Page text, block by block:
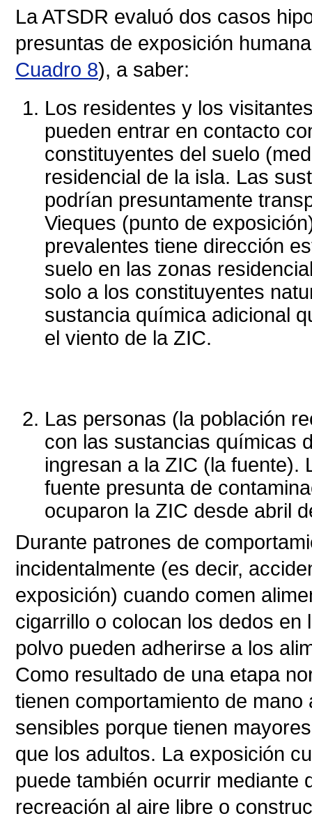
La ATSDR evaluó dos casos
presuntas de exposición
Cuadro 8), a saber:
Los residentes y los
pueden entrar en contacto
constituyentes del suelo
residencial de la isla. Las
podrían presuntamente
Vieques (punto de
prevalentes tiene dirección
suelo en las zonas
solo a los constituyentes
sustancia química adicional
el viento de la ZIC.
Las personas (la población
con las sustancias químicas
ingresan a la ZIC (la fuente).
fuente presunta de
ocuparon la ZIC desde abril
Durante patrones de
incidentalmente (es decir,
exposición) cuando comen
cigarrillo o colocan los dedos
polvo pueden adherirse a los
Como resultado de una etapa
tienen comportamiento de
sensibles porque tienen
que los adultos. La exposición
puede también ocurrir mediante
recreación al aire libre o